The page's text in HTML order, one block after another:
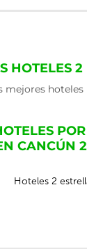
HOTELES
mejores
CANCÚN
Hoteles 2